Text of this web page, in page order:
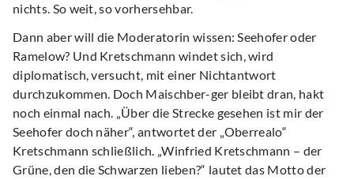
nichts. So weit, so vorhersehbar.
Dann aber will die Moderatorin wissen: Seehofer oder
Ramelow? Und Kretschmann windet sich, wird
diplomatisch, versucht, mit einer Nichtantwort
durchzukommen. Doch Maischber-ger bleibt dran, hakt
noch einmal nach. „Über die Strecke gesehen ist mir der
Seehofer doch näher“, antwortet der „Oberrealo“
Kretschmann schließlich. „Winfried Kretschmann – der
Grüne, den die Schwarzen lieben?“ lautet das Motto der